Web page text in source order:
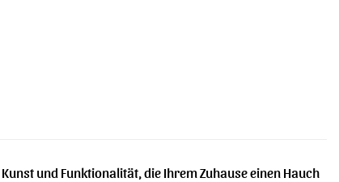
und Funktionalität, die Ihrem Zuhause einen Hauch